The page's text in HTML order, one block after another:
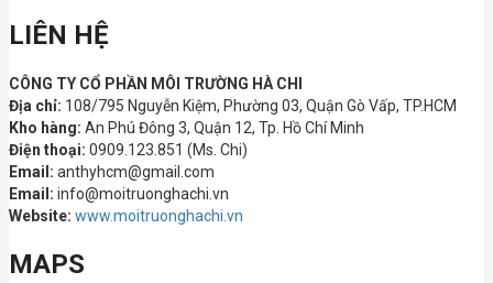
LIÊN HỆ
CÔNG TY CỔ PHẦN MÔI TRƯỜNG HÀ CHI
Địa chỉ: 108/795 Nguyễn Kiệm, Phường 03, Quận Gò Vấp, TP.HCM
Kho hàng: An Phú Đông 3, Quận 12, Tp. Hồ Chí Minh
Điện thoại: 0909.123.851 (Ms. Chi)
Email: anthyhcm@gmail.com
Email: info@moitruonghachi.vn
Website: www.moitruonghachi.vn
MAPS